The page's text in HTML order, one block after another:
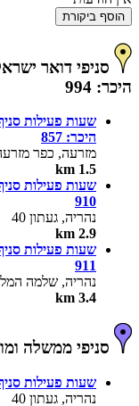
הוסף ביקורת
סניפי דואר
היכר: 994
שעות פעילות
היכר: 857
מזרעה, כפר
1.5 km
שעות פעילות
910
נהריה, געתון 40
2.9 km
שעות פעילות
911
נהריה, שלמה המלך 1 ג.
3.4 km
סניפי ממשלה
שעות פעילות
נהריה, געתון 40